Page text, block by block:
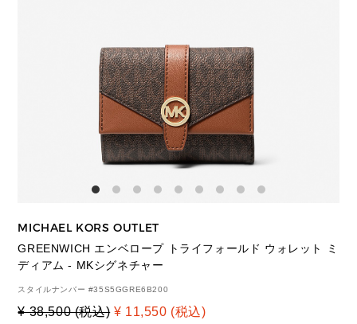
MICHAEL KORS OUTLET
GREENWICH エンベロープ トライフォールド ウォレット ミ
ディアム - MKシグネチャー
スタイルナンバー #35S5GGRE6B200
¥ 38,500 (税込) ¥ 11,550 (税込)